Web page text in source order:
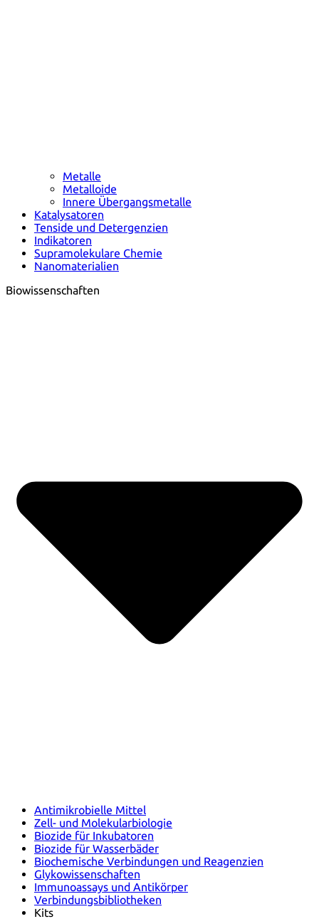
Metalle
Metalloide
Innere Übergangsmetalle
Katalysatoren
Tenside und Detergenzien
Indikatoren
Supramolekulare Chemie
Nanomaterialien
Biowissenschaften
Antimikrobielle Mittel
Zell- und Molekularbiologie
Biozide für Inkubatoren
Biozide für Wasserbäder
Biochemische Verbindungen und Reagenzien
Glykowissenschaften
Immunoassays und Antikörper
Verbindungsbibliotheken
Kits